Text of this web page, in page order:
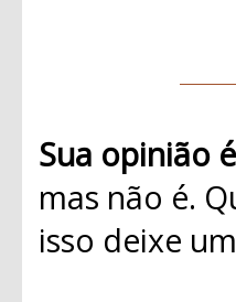
Sua opinião
mas não é.
isso deixe